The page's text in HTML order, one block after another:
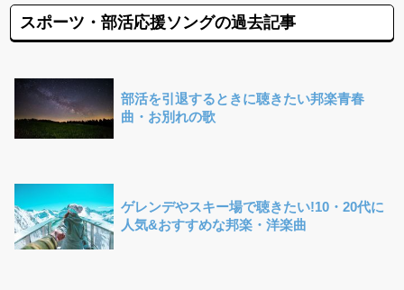
スポーツ・部活応援ソングの過去記事
部活を引退するときに聴きたい邦楽青春
曲・お別れの歌
ゲレンデやスキー場で聴きたい!10・20代に
人気&おすすめな邦楽・洋楽曲